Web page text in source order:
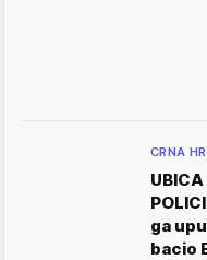
CRNA
UBICA
ga
bacio